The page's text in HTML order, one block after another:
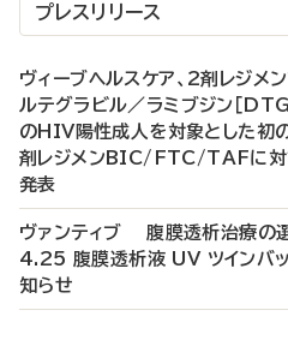
プレスリリース
ヴィーブヘルスケア、2剤レジメ
ルテグラビル／ラミブジン［
のHIV陽性成人を対象とした初
剤レジメンBIC/FTC/TAFに対
発表
ヴァンティブ 腹膜透析治療の
4.25 腹膜透析液 UV ツインバ
知らせ